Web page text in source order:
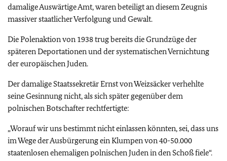
damalige Auswärtige Amt, waren beteiligt an diesem Zeugnis
massiver staatlicher Verfolgung und Gewalt.
Die Polenaktion von 1938 trug bereits die Grundzüge der
späteren Deportationen und der systematischen Vernichtung
der europäischen Juden.
Der damalige Staatssekretär Ernst von Weizsäcker verhehlte
seine Gesinnung nicht, als sich später gegenüber dem
polnischen Botschafter rechtfertigte:
„Worauf wir uns bestimmt nicht einlassen könnten, sei, dass uns
im Wege der Ausbürgerung ein Klumpen von 40-50.000
staatenlosen ehemaligen polnischen Juden in den Schoß fiele“.